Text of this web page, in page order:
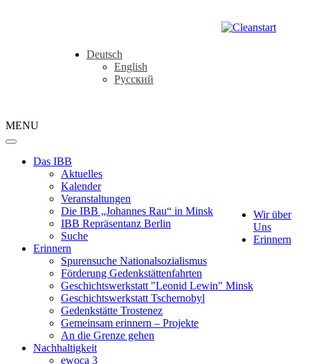
Deutsch
English
Русский
MENU
Das IBB
Aktuelles
Kalender
Veranstaltungen
Die IBB „Johannes Rau“ in Minsk
IBB Repräsentanz Berlin
Suche
Erinnern
Spurensuche Nationalsozialismus
Förderung Gedenkstättenfahrten
Geschichtswerkstatt "Leonid Lewin" Minsk
Geschichtswerkstatt Tschernobyl
Gedenkstätte Trostenez
Gemeinsam erinnern – Projekte
An die Grenze gehen
Nachhaltigkeit
ewoca 3
Wir über
Uns
Erinnern